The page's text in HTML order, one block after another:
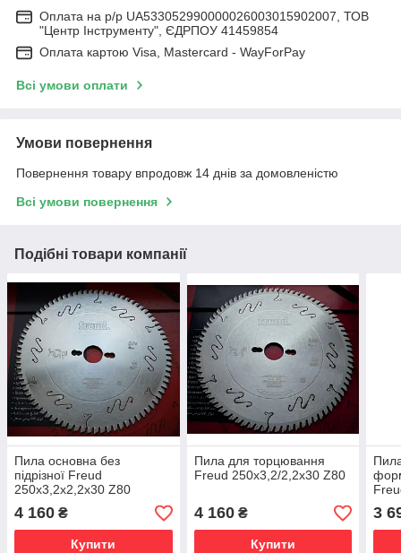
Оплата на р/р UA533052990000026003015902007, ТОВ
"Центр Інструменту", ЄДРПОУ 41459854
Оплата картою Visa, Mastercard - WayForPay
Всі умови оплати
Умови повернення
Повернення товару впродовж 14 днів за домовленістю
Всі умови повернення
Подібні товари компанії
Пила основна без
підрізної Freud
250х3,2х2,2х30 Z80
4 160 ₴
Купити
Пила для торцювання
Freud 250х3,2/2,2х30 Z80
4 160₴
Купити
Z96
3